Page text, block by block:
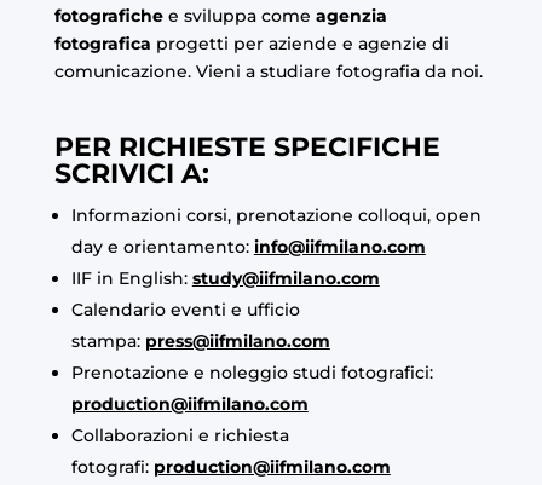
fotografichee sviluppa come agenzia
fotografica progetti per aziende e agenzie di
comunicazione. Vieni a studiare fotografia da noi.
PER RICHIESTE SPECIFICHE
SCRIVICI A:
Informazioni corsi, prenotazione colloqui, open
day e orientamento: info@iifmilano.com
IIF in English: study@iifmilano.com
Calendario eventi e ufficio
stampa: press@iifmilano.com
Prenotazione e noleggio studi fotografici:
production@iifmilano.com
Collaborazioni e richiesta
fotografi: production@iifmilano.com